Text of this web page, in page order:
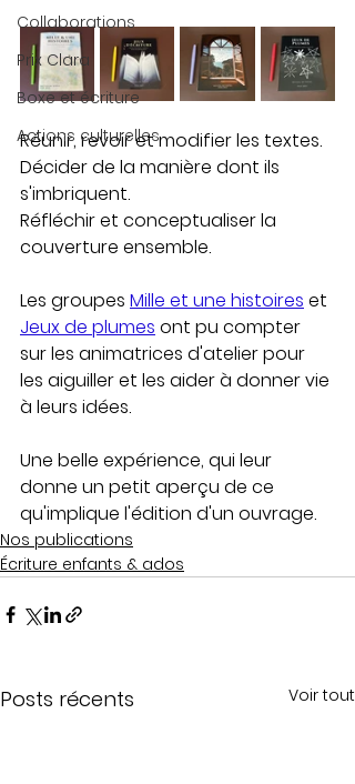
Collaborations
Prix Clara
Boxe et écriture
Actions culturelles
Réunir, revoir et modifier les textes.
Décider de la manière dont ils
s'imbriquent.
Réfléchir et conceptualiser la
couverture ensemble.
Les groupes Mille et une histoires et
Jeux de plumes ont pu compter
sur les animatrices d'atelier pour
les aiguiller et les aider à donner vie
à leurs idées.
Une belle expérience, qui leur
donne un petit aperçu de ce
qu'implique l'édition d'un ouvrage.
Nos publications
Écriture enfants & ados
Posts récents Voir tout